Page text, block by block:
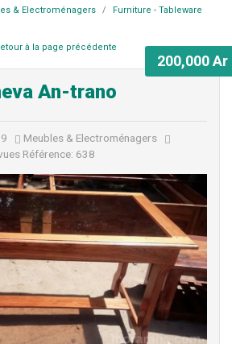
& Electroménagers
Furniture - Tableware
à la page précédente
An-trano
Meubles & Electroménagers
Référence: 638
200,000 Ar